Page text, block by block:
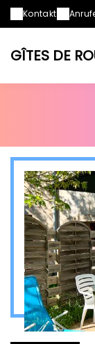
Kontakt
GÎTES DE